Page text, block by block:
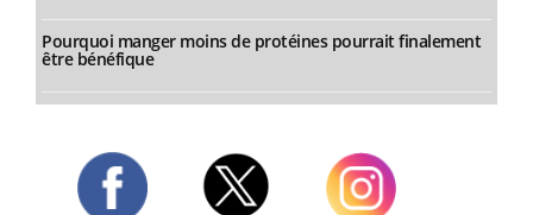
Pourquoi manger moins de protéines pourrait finalement
être bénéfique